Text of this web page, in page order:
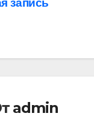
запись
admin